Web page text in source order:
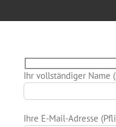
Ihr vollständiger Name
Ihre E-Mail-Adresse